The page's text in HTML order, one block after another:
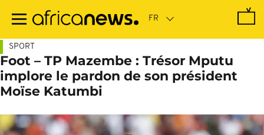
contenu
SPORT
Foot – TP Mazembe : Trésor Mputu
implore le pardon de son président
Moïse Katumbi